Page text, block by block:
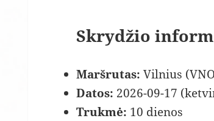
Skrydžio
Maršrutas: Vilnius
Datos: 2026-09-17
Trukmė: 10 dienos